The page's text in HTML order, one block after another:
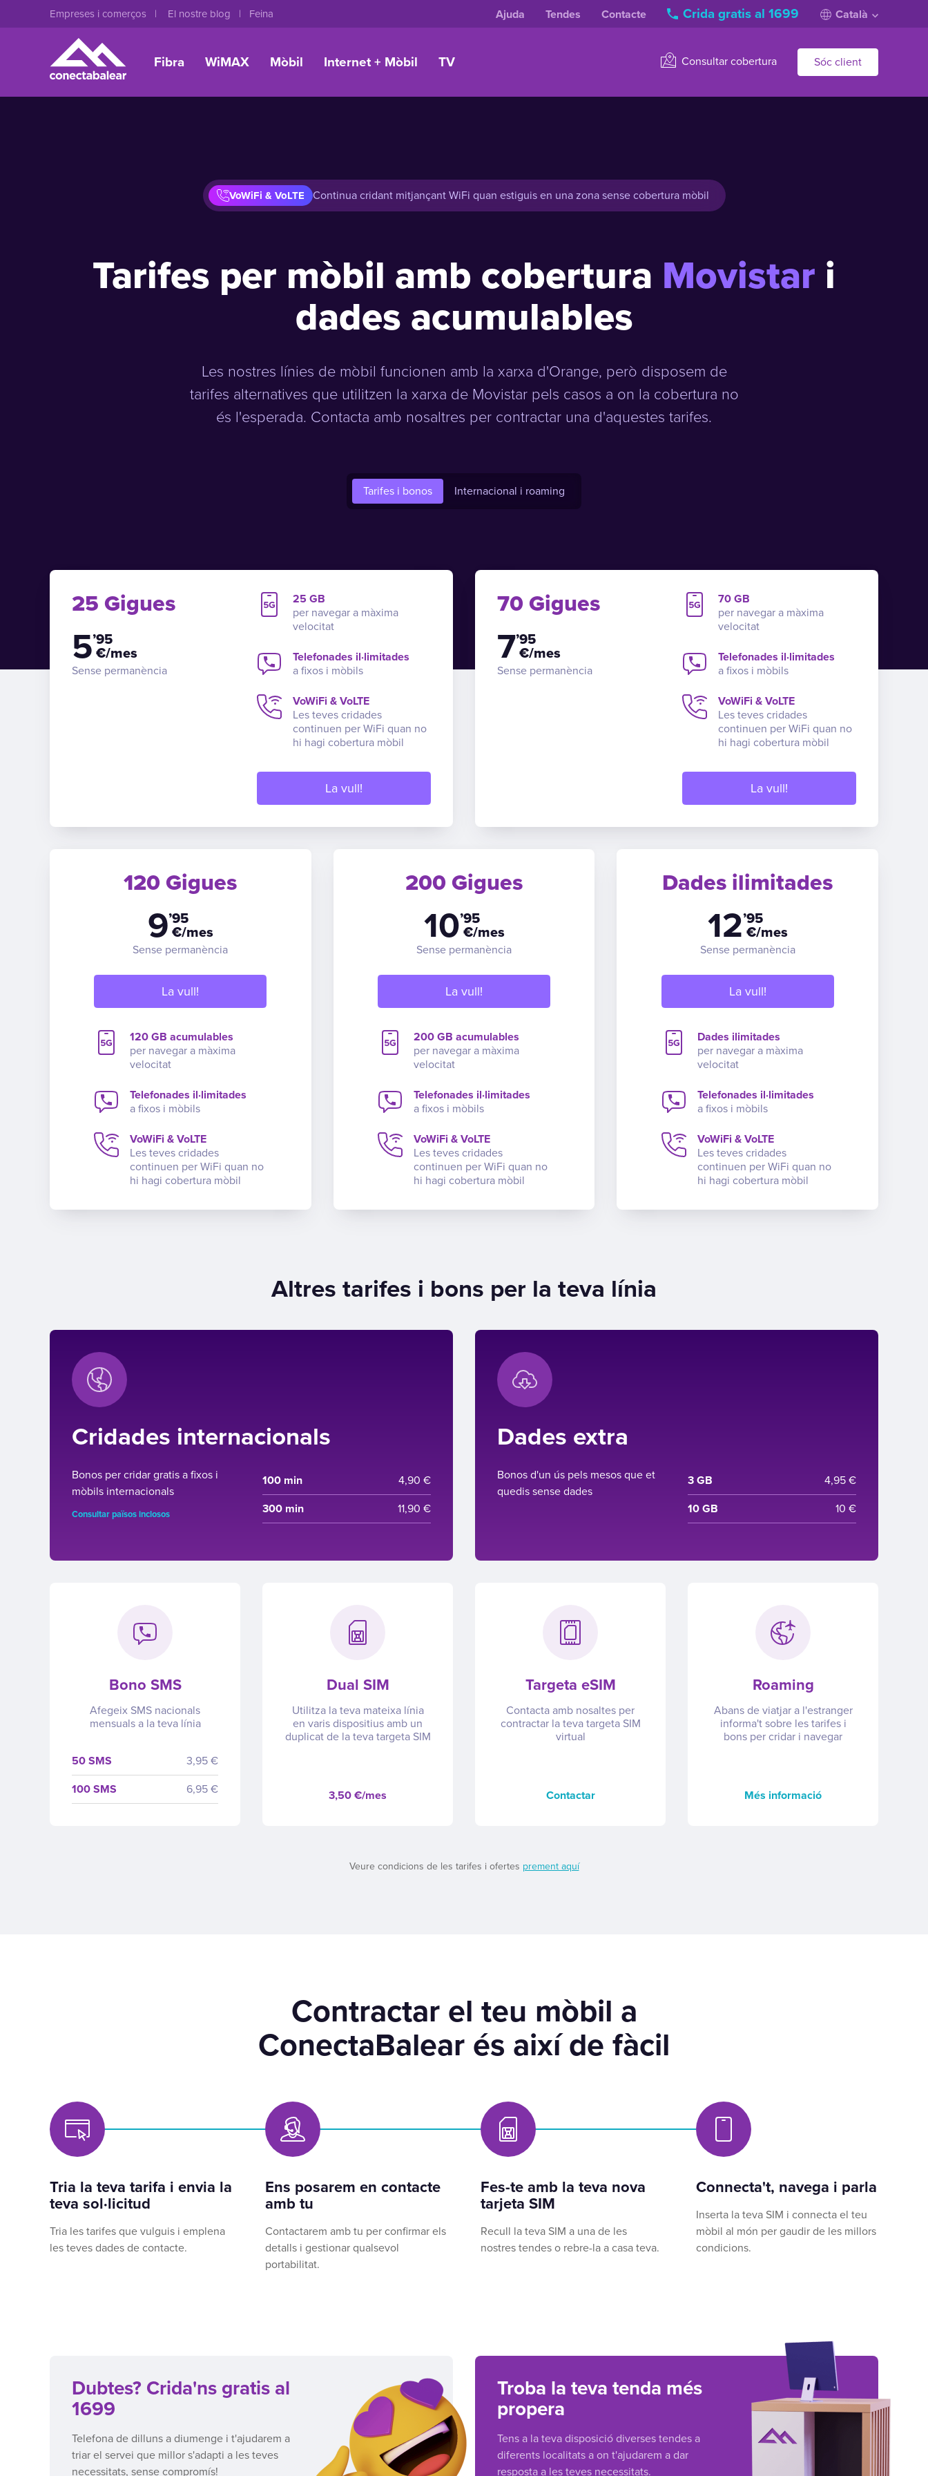
Empreses i comerços El nostre blog Feina Ajuda Tendes Contacte Crida gratis al 1699 Català
Fibra WiMAX Mòbil Internet + Mòbil TV Consultar cobertura Sóc client
VoWiFi & VoLTE Continua cridant mitjançant WiFi quan estiguis en una zona sense cobertura mòbil
Tarifes per mòbil amb cobertura Movistar i
dades acumulables
Les nostres línies de mòbil funcionen amb la xarxa d'Orange, però disposem de
tarifes alternatives que utilitzen la xarxa de Movistar pels casos a on la cobertura no
és l'esperada. Contacta amb nosaltres per contractar una d'aquestes tarifes.
Tarifes i bonos Internacional i roaming
25 Gigues
5’95
€/mes
Sense permanència
La vull!
25 GB
per navegar a màxima
velocitat
Telefonades il·limitades
a fixos i mòbils
VoWiFi & VoLTE
Les teves cridades
continuen per WiFi quan no
hi hagi cobertura mòbil
70 Gigues
7’95
€/mes
Sense permanència
La vull!
70 GB
per navegar a màxima
velocitat
Telefonades il·limitades
a fixos i mòbils
VoWiFi & VoLTE
Les teves cridades
continuen per WiFi quan no
hi hagi cobertura mòbil
120 Gigues
9’95
€/mes
Sense permanència
La vull!
120 GB acumulables
per navegar a màxima
velocitat
Telefonades il·limitades
a fixos i mòbils
VoWiFi & VoLTE
Les teves cridades
continuen per WiFi quan no
hi hagi cobertura mòbil
200 Gigues
10’95
€/mes
Sense permanència
La vull!
200 GB acumulables
per navegar a màxima
velocitat
Telefonades il·limitades
a fixos i mòbils
VoWiFi & VoLTE
Les teves cridades
continuen per WiFi quan no
hi hagi cobertura mòbil
Dades ilimitades
12’95
€/mes
Sense permanència
La vull!
Dades ilimitades
per navegar a màxima
velocitat
Telefonades il·limitades
a fixos i mòbils
VoWiFi & VoLTE
Les teves cridades
continuen per WiFi quan no
hi hagi cobertura mòbil
Altres tarifes i bons per la teva línia
Cridades internacionals
Bonos per cridar gratis a fixos i
mòbils internacionals
Consultar països inclosos
100 min 4,90 €
300 min 11,90 €
Dades extra
Bonos d'un ús pels mesos que et
quedis sense dades
3 GB 4,95 €
10 GB 10 €
Bono SMS
Afegeix SMS nacionals
mensuals a la teva línia
50 SMS 3,95 €
100 SMS 6,95 €
Dual SIM
Utilitza la teva mateixa línia
en varis dispositius amb un
duplicat de la teva targeta SIM
3,50 €/mes
Targeta eSIM
Contacta amb nosaltes per
contractar la teva targeta SIM
virtual
Contactar
Roaming
Abans de viatjar a l'estranger
informa't sobre les tarifes i
bons per cridar i navegar
Més informació
Veure condicions de les tarifes i ofertes prement aquí
Contractar el teu mòbil a
ConectaBalear és així de fàcil
Tria la teva tarifa i envia la
teva sol·licitud
Tria les tarifes que vulguis i emplena
les teves dades de contacte.
Ens posarem en contacte
amb tu
Contactarem amb tu per confirmar els
detalls i gestionar qualsevol
portabilitat.
Fes-te amb la teva nova
tarjeta SIM
Recull la teva SIM a una de les
nostres tendes o rebre-la a casa teva.
Connecta't, navega i parla
Inserta la teva SIM i connecta el teu
mòbil al món per gaudir de les millors
condicions.
Dubtes? Crida'ns gratis al
1699
Telefona de dilluns a diumenge i t'ajudarem a
triar el servei que millor s'adapti a les teves
necessitats, sense compromís!
Troba la teva tenda més
propera
Tens a la teva disposició diverses tendes a
diferents localitats a on t'ajudarem a dar
resposta a les teves necessitats.